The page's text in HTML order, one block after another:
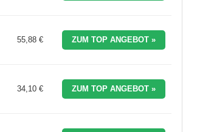
55,88 € ZUM TOP ANGEBOT »
34,10 € ZUM TOP ANGEBOT »